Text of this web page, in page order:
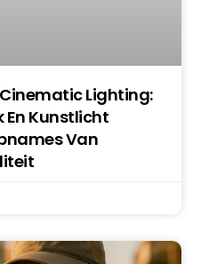
Cinematic Lighting:
En Kunstlicht
Van